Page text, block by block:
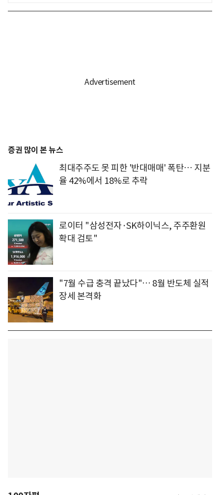
증권 많이 본 뉴스
최대주주도 못 피한 '반대매매' 폭탄… 지분
율 42%에서 18%로 추락
로이터 "삼성전자·SK하이닉스, 주주환원
확대 검토"
"7월 수급 충격 끝났다"… 8월 반도체 실적
장세 본격화